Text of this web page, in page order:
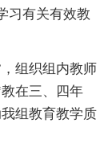
习有关有效教
组织组内教师
在三、四年
组教育教学质